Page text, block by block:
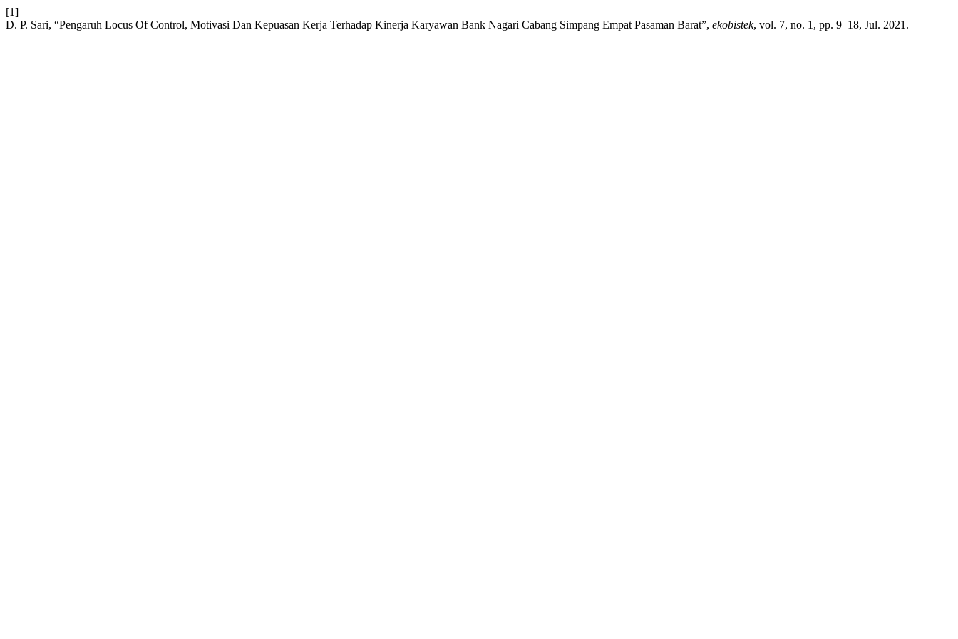
[1]
D. P. Sari, “Pengaruh Locus Of Control, Motivasi Dan Kepuasan Kerja Terhadap Kinerja Karyawan Bank Nagari Cabang Simpang Empat Pasaman Barat”, ekobistek, vol. 7, no. 1, pp. 9–18, Jul. 2021.